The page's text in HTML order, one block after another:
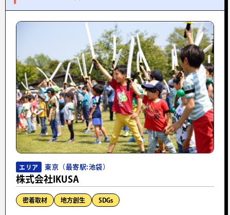
エリア 東京（最寄駅:池袋）
株式会社IKUSA
密着取材 地方創生 SDGs